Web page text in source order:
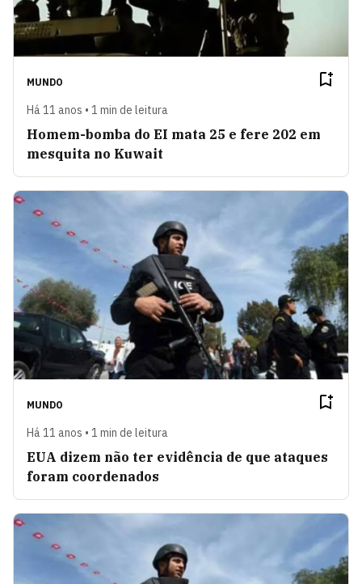
MUNDO
Há 11 anos • 1 min de leitura
Homem-bomba do EI mata 25 e fere 202 em
mesquita no Kuwait
MUNDO
Há 11 anos • 1 min de leitura
EUA dizem não ter evidência de que ataques
foram coordenados